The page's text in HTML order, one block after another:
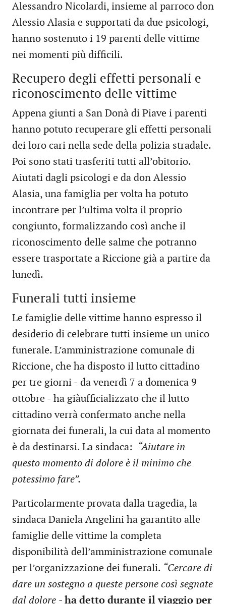
Alessandro Nicolardi, insieme al parroco don
Alessio Alasia e supportati da due psicologi,
hanno sostenuto i 19 parenti delle vittime
nei momenti più difficili.
Recupero degli effetti personali e
riconoscimento delle vittime
Appena giunti a San Donà di Piave i parenti
hanno potuto recuperare gli effetti personali
dei loro cari nella sede della polizia stradale.
Poi sono stati trasferiti tutti all’obitorio.
Aiutati dagli psicologi e da don Alessio
Alasia, una famiglia per volta ha potuto
incontrare per l’ultima volta il proprio
congiunto, formalizzando così anche il
riconoscimento delle salme che potranno
essere trasportate a Riccione già a partire da
lunedì.
Funerali tutti insieme
Le famiglie delle vittime hanno espresso il
desiderio di celebrare tutti insieme un unico
funerale. L’amministrazione comunale di
Riccione, che ha disposto il lutto cittadino
per tre giorni - da venerdì 7 a domenica 9
ottobre - ha giàufficializzato che il lutto
cittadino verrà confermato anche nella
giornata dei funerali, la cui data al momento
è da destinarsi. La sindaca: “Aiutare in
questo momento di dolore è il minimo che
potessimo fare”.
Particolarmente provata dalla tragedia, la
sindaca Daniela Angelini ha garantito alle
famiglie delle vittime la completa
disponibilità dell’amministrazione comunale
per l’organizzazione dei funerali. “Cercare di
dare un sostegno a queste persone così segnate
dal dolore - ha detto durante il viaggio per